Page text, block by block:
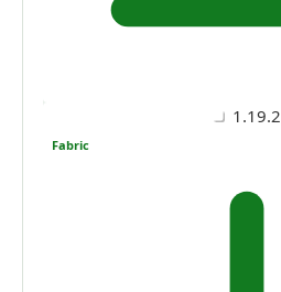
1.19.2
Fabric